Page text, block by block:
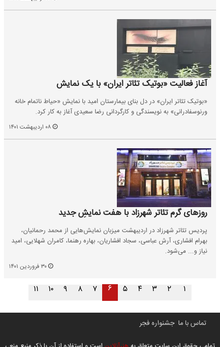
آغاز فعالیت «بوتیک تئاتر ایران» با یک نمایش
«بوتیک تئاتر ایران» در دل بنای بیمارستان امید با نمایش «حیاط ناتمام خانه
ورنوسفادرانی» به نویسندگی و کارگردانی رضا سعیدی آغاز به کار کرد.
روزهای گرم تئاتر شهرزاد با هفت نمایشِ جدید
پردیس تئاتر شهرزاد در اردیبهشت میزبان نمایش‌هایی از محمد رحمانیان،
بهرام افشاری، آرش عباسی، سجاد افشاریان، بهاره رهنما، کامران شهلایی، امید
نیاز و... می‌شود.
۱ ۲ ۳ ۴ ۵ ۶ ۷ ۸ ۹ ۱۰ ۱۱
تماس با ما جشنواره فجر